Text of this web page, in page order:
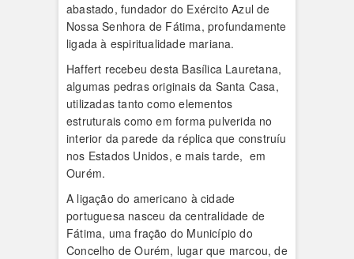
abastado, fundador do Exército Azul de
Nossa Senhora de Fátima, profundamente
ligada à espiritualidade mariana.
Haffert recebeu desta Basílica Lauretana,
algumas pedras originais da Santa Casa,
utilizadas tanto como elementos
estruturais como em forma pulverida no
interior da parede da réplica que construíu
nos Estados Unidos, e mais tarde, em
Ourém.
A ligação do americano à cidade
portuguesa nasceu da centralidade de
Fátima, uma fração do Município do
Concelho de Ourém, lugar que marcou, de